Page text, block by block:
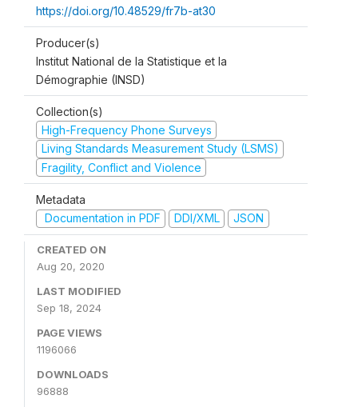
https://doi.org/10.48529/fr7b-at30
Producer(s)
Institut National de la Statistique et la
Démographie (INSD)
Collection(s)
High-Frequency Phone Surveys
Living Standards Measurement Study (LSMS)
Fragility, Conflict and Violence
Metadata
Documentation in PDF
DDI/XML JSON
CREATED ON
Aug 20, 2020
LAST MODIFIED
Sep 18, 2024
PAGE VIEWS
1196066
DOWNLOADS
96888